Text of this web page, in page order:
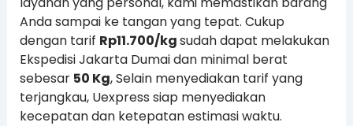
Anda sampai ke tangan yang tepat. Cukup
dengan tarif Rp11.700/kgsudah dapat melakukan
Ekspedisi Jakarta Dumai dan minimal berat
sebesar 50 Kg, Selain menyediakan tarif yang
terjangkau, Uexpress siap menyediakan
kecepatan dan ketepatan estimasi waktu.